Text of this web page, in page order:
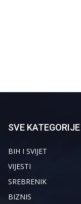
SVE KATEGORIJE
BIH I SVIJET
VIJESTI
SREBRENIK
BIZNIS